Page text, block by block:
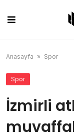
content
Anasayfa » Spor
Spor
İzmirli